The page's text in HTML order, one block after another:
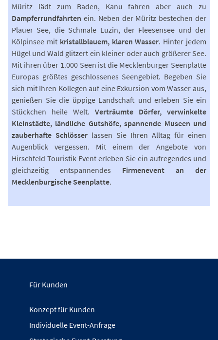
Müritz lädt zum Baden, Kanu fahren aber auch zu
Dampferrundfahrten ein. Neben der Müritz bestechen der
Plauer See, die Schmale Luzin, der Fleesensee und der
Kölpinsee mit kristallblauem, klaren Wasser. Hinter jedem
Hügel und Wald glitzert ein kleiner oder auch größerer See.
Mit ihren über 1.000 Seen ist die Mecklenburger Seenplatte
Europas größtes geschlossenes Seengebiet. Begeben Sie
sich mit Ihren Kollegen auf eine Exkursion vom Wasser aus,
genießen Sie die üppige Landschaft und erleben Sie ein
Stückchen heile Welt. Verträumte Dörfer, verwinkelte
Kleinstädte, ländliche Gutshöfe, spannende Museen und
zauberhafte Schlösser lassen Sie Ihren Alltag für einen
Augenblick vergessen. Mit einem der Angebote von
Hirschfeld Touristik Event erleben Sie ein aufregendes und
gleichzeitig entspannendes Firmenevent an der
Mecklenburgische Seenplatte.
Für Kunden
Konzept für Kunden
Individuelle Event-Anfrage